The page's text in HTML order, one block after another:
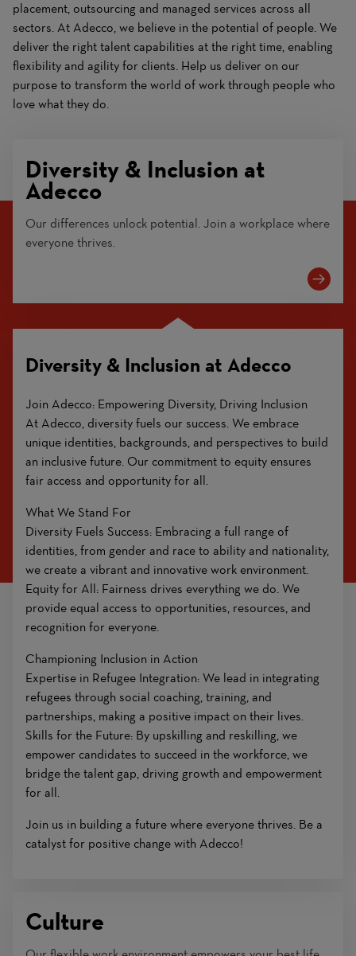
placement, outsourcing and managed services across all
sectors. At Adecco, we believe in the potential of people. We
deliver the right talent capabilities at the right time, enabling
flexibility and agility for clients. Help us deliver on our
purpose to transform the world of work through people who
love what they do.
Diversity & Inclusion at
Adecco
Our differences unlock potential. Join a workplace where
everyone thrives.
Diversity & Inclusion at Adecco
Join Adecco: Empowering Diversity, Driving Inclusion
At Adecco, diversity fuels our success. We embrace
unique identities, backgrounds, and perspectives to build
an inclusive future. Our commitment to equity ensures
fair access and opportunity for all.
What We Stand For
Diversity Fuels Success: Embracing a full range of
identities, from gender and race to ability and nationality,
we create a vibrant and innovative work environment.
Equity for All: Fairness drives everything we do. We
provide equal access to opportunities, resources, and
recognition for everyone.
Championing Inclusion in Action
Expertise in Refugee Integration: We lead in integrating
refugees through social coaching, training, and
partnerships, making a positive impact on their lives.
Skills for the Future: By upskilling and reskilling, we
empower candidates to succeed in the workforce, we
bridge the talent gap, driving growth and empowerment
for all.
Join us in building a future where everyone thrives. Be a
catalyst for positive change with Adecco!
Culture